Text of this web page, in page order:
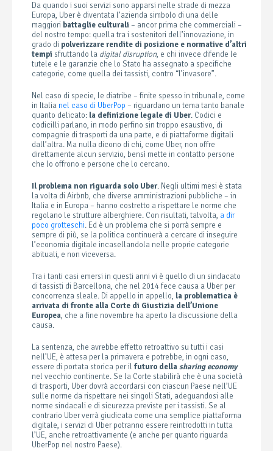
Da quando i suoi servizi sono apparsi nelle strade di mezza
Europa, Uber è diventata l’azienda simbolo di una delle
maggiori battaglie culturali – ancor prima che commerciali –
del nostro tempo: quella tra i sostenitori dell’innovazione, in
grado di polverizzare rendite di posizione e normative d’altri
tempi sfruttando la digital disruption, e chi invece difende le
tutele e le garanzie che lo Stato ha assegnato a specifiche
categorie, come quella dei tassisti, contro “l’invasore”.
Nel caso di specie, le diatribe – finite spesso in tribunale, come
in Italia nel caso di UberPop – riguardano un tema tanto banale
quanto delicato: la definizione legale di Uber. Codici e
codicilli parlano, in modo perfino sin troppo esaustivo, di
compagnie di trasporti da una parte, e di piattaforme digitali
dall’altra. Ma nulla dicono di chi, come Uber, non offre
direttamente alcun servizio, bensì mette in contatto persone
che lo offrono e persone che lo cercano.
Il problema non riguarda solo Uber. Negli ultimi mesi è stata
la volta di Airbnb, che diverse amministrazioni pubbliche – in
Italia e in Europa – hanno costretto a rispettare le norme che
regolano le strutture alberghiere. Con risultati, talvolta, a dir
poco grotteschi. Ed è un problema che si porrà sempre e
sempre di più, se la politica continuerà a cercare di inseguire
l’economia digitale incasellandola nelle proprie categorie
abituali, e non viceversa.
Tra i tanti casi emersi in questi anni vi è quello di un sindacato
di tassisti di Barcellona, che nel 2014 fece causa a Uber per
concorrenza sleale. Di appello in appello, la problematica è
arrivata di fronte alla Corte di Giustizia dell’Unione
Europea, che a fine novembre ha aperto la discussione della
causa.
La sentenza, che avrebbe effetto retroattivo su tutti i casi
nell’UE, è attesa per la primavera e potrebbe, in ogni caso,
essere di portata storica per ilfuturo dellasharing economy
nel vecchio continente. Se la Corte stabilirà che è una società
di trasporti, Uber dovrà accordarsi con ciascun Paese nell’UE
sulle norme da rispettare nei singoli Stati, adeguandosi alle
norme sindacali e di sicurezza previste per i tassisti. Se al
contrario Uber verrà giudicata come una semplice piattaforma
digitale, i servizi di Uber potranno essere reintrodotti in tutta
l’UE, anche retroattivamente (e anche per quanto riguarda
UberPop nel nostro Paese).